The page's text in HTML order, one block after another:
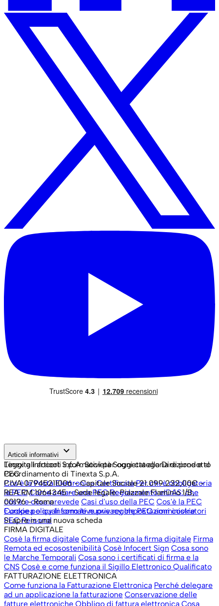
Articoli informativi keyboard_arrow_down
Leggi gli articoli informativi per ogni categoria di prodotto
PEC
Cos'è la Posta Elettronica Certificata Per chi è obbligatoria
la PEC Come creare una PEC Regolamento eIDAS: che
cos'è e cosa prevede Casi d'uso della PEC Cos'è la PEC
Europea e quali sono le nuove regole PEC amministratori
PEC Personal
FIRMA DIGITALE
Cosè la firma digitale Come funziona la firma digitale Firma
Remota ed ecosostenibilità Cosè Infocert Sign Cosa sono
le Marche Temporali Cosa sono i certificati di firma e la
CNS Cosè e come funziona il Sigillo Elettronico Qualificato
FATTURAZIONE ELETTRONICA
Come funziona la Fatturazione Elettronica Perché delegare
ad un applicazione la fatturazione Conservazione delle
fatture elettroniche Obbligo di fattura elettronica Cosa
Tinexta Infocert S.p.A. Società Soggetta alla Direzione e al
Coordinamento di Tinexta S.p.A.
P.IVA 07945211006 - Capitale Sociale 21.099.232,00€ -
REA RM 1064345 - Sede legale: Piazzale Flaminio 1/B,
00196 - Roma
Cookie policy Informative privacy Impostazioni cookie
Si apre in una nuova scheda